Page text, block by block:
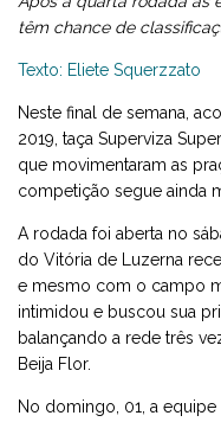
têm chance de
Texto: Eliete Squerzzato
Neste final de semana,
2019, taça Superviza
que movimentaram as
competição segue ainda
A rodada foi aberta no
do Vitória de Luzerna
e mesmo com o campo
intimidou e buscou sua
balançando a rede três
Beija Flor.
No domingo, 01, a